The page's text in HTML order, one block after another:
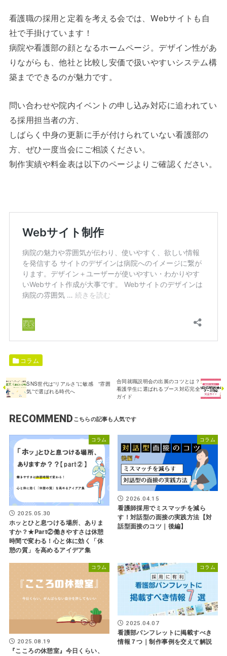
看護職の採用と定着を考える会では、Webサイトも自
社で手掛けています！
病院や看護部の顔となるホームページ。デザイン性があ
りながらも、他社と比較し安価で扱いやすいシステム構
築までできるのが魅力です。
問い合わせや院内イベントの申し込み対応に追われてい
る採用担当者の方、
しばらく中身の更新に手が付けられていない看護部の
方、ぜひ一度当会にご相談ください。
制作実績や料金表は以下のページよりご確認ください。
コラム
SNS世代は“リアルさ”に敏感 “雰囲
気”で選ばれる時代へ
合同就職説明会の出展のコツとは？
看護学生に選ばれるブース対応完全
ガイド
RECOMMEND
コラム
2025.05.30
ホッとひと息つける場所、ありま
すか？★Part②働きやすさは休憩
時間で変わる！心と体に効く「休
憩の質」を高めるアイデア集
コラム
2026.04.15
看護師採用でミスマッチを減ら
す！対話型の面接の実践方法【対
話型面接のコツ｜後編】
コラム
2025.08.19
『こころの休憩室』今日くらい、
コラム
2025.04.07
看護部パンフレットに掲載すべき
情報７つ｜制作事例を交えて解説